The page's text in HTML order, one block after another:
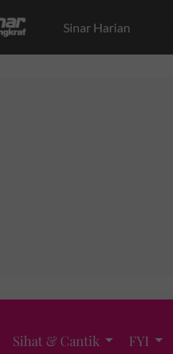
Sinar Harian
Sihat & Cantik FYI